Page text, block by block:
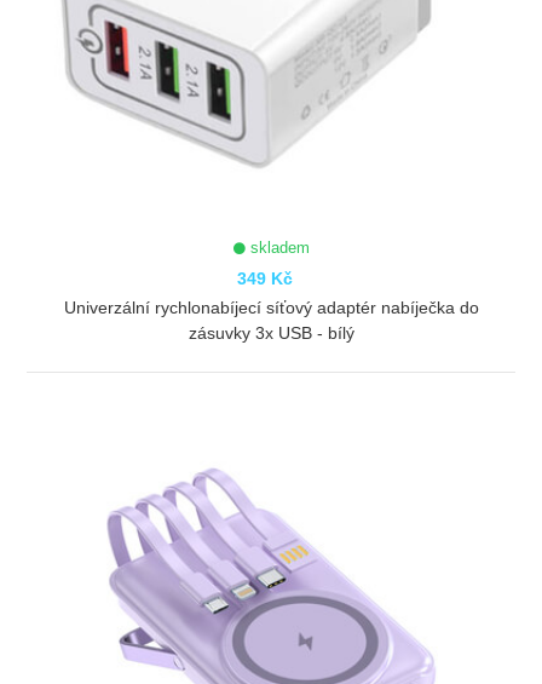
skladem
349 Kč
Univerzální rychlonabíjecí síťový adaptér nabíječka do
zásuvky 3x USB - bílý